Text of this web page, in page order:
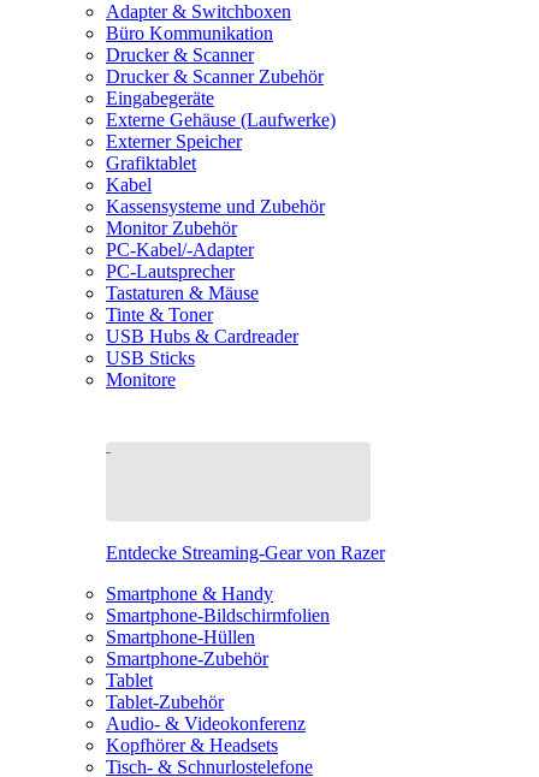
Adapter & Switchboxen
Büro Kommunikation
Drucker & Scanner
Drucker & Scanner Zubehör
Eingabegeräte
Externe Gehäuse (Laufwerke)
Externer Speicher
Grafiktablet
Kabel
Kassensysteme und Zubehör
Monitor Zubehör
PC-Kabel/-Adapter
PC-Lautsprecher
Tastaturen & Mäuse
Tinte & Toner
USB Hubs & Cardreader
USB Sticks
Monitore
Entdecke Streaming-Gear von Razer
Smartphone & Handy
Smartphone-Bildschirmfolien
Smartphone-Hüllen
Smartphone-Zubehör
Tablet
Tablet-Zubehör
Audio- & Videokonferenz
Kopfhörer & Headsets
Tisch- & Schnurlostelefone